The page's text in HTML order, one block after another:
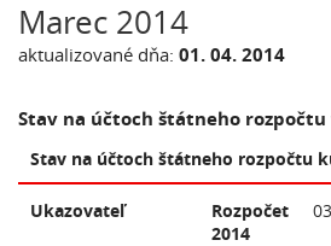
Marec 2014
aktualizované dňa: 01. 04. 2014
Stav na účtoch štátneho
Stav na účtoch štátneho rozpočtu
Ukazovateľ
Rozpočet
2014